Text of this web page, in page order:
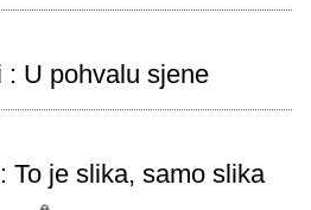
: U pohvalu sjene
To je slika, samo slika